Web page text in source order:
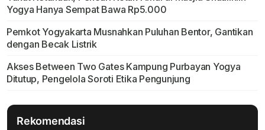
Yogya Hanya Sempat Bawa Rp5.000
Pemkot Yogyakarta Musnahkan Puluhan Bentor, Gantikan
dengan Becak Listrik
Akses Between Two Gates Kampung Purbayan Yogya
Ditutup, Pengelola Soroti Etika Pengunjung
Rekomendasi